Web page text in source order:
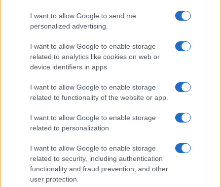
I want to allow Google to send me
personalized advertising.
I want to allow Google to enable storage
related to analytics like cookies on web or
device identifiers in apps.
I want to allow Google to enable storage
related to functionality of the website or app.
I want to allow Google to enable storage
related to personalization.
I want to allow Google to enable storage
related to security, including authentication
functionality and fraud prevention, and other
user protection.
Odissea e Spider-Man: i film che hanno rivoluzionato
l’estate al cinema
Alessandro Tassinari · 5 Ago 2026